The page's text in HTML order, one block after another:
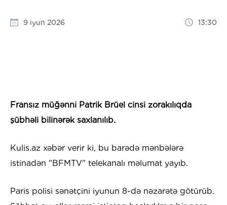
9 iyun 2026 13:30
Fransız müğənni Patrik Brüel cinsi zorakılıqda
şübhəli bilinərək saxlanılıb.
Kulis.az xəbər verir ki, bu barədə mənbələrə
istinadən "BFMTV" telekanalı məlumat yayıb.
Paris polisi sənətçini iyunun 8-də nəzarətə götürüb.